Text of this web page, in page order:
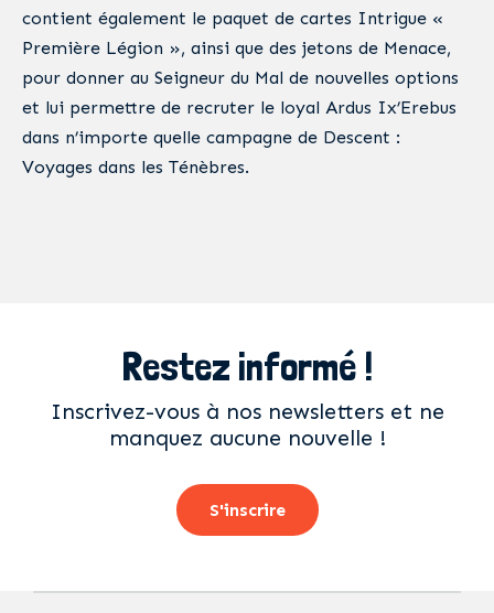
contient également le paquet de cartes Intrigue «
Première Légion », ainsi que des jetons de Menace,
pour donner au Seigneur du Mal de nouvelles options
et lui permettre de recruter le loyal Ardus Ix’Erebus
dans n’importe quelle campagne de Descent :
Voyages dans les Ténèbres.
Restez informé !
Inscrivez-vous à nos newsletters et ne
manquez aucune nouvelle !
S'inscrire